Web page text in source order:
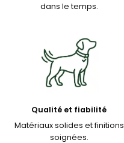
dans le temps.
Qualité et fiabilité
Matériaux solides et finitions
soignées.